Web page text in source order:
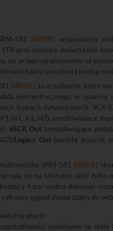
581 R80581 wyposażony
przy pomocy dwóch kabli
po przeprogramowaniu za
umożliwia
R80581 to urządzenie, które
koncentrycznego w
trybach dynamicznych: SCR
H1, V2, H2), umożliwiające
dSCR Out (umożliwiające
Legacy Out(zwykłe wyjście,
SRM-581 R80581
się na Unicable, jeśli
z 4 par można dokonać
sygnał dostarczany do
trybach:
wyjściowe są